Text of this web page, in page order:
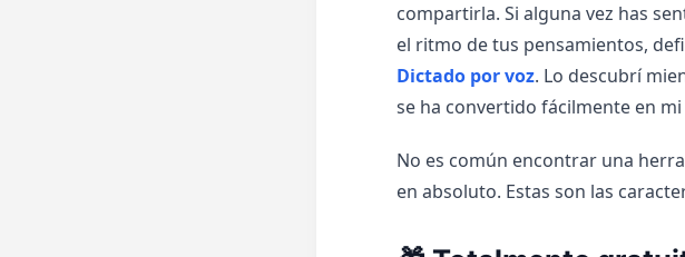
compartirla. Si alguna vez has
el ritmo de tus pensamientos,
Dictado por voz. Lo descubrí
se ha convertido fácilmente en
No es común encontrar una
en absoluto. Estas son las